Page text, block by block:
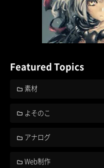
Featured Topics
素材
よそのこ
アナログ
Web制作